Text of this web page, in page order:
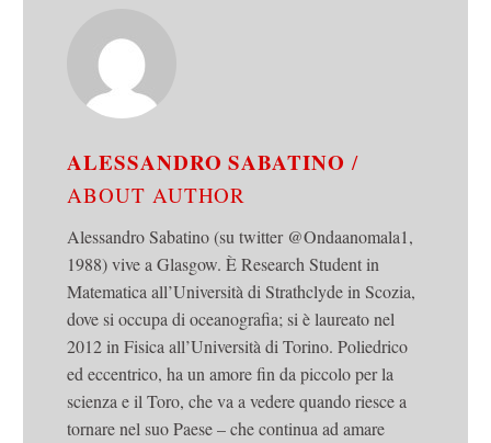
ALESSANDRO SABATINO /
ABOUT AUTHOR
Alessandro Sabatino (su twitter @Ondaanomala1,
1988) vive a Glasgow. È Research Student in
Matematica all’Università di Strathclyde in Scozia,
dove si occupa di oceanografia; si è laureato nel
2012 in Fisica all’Università di Torino. Poliedrico
ed eccentrico, ha un amore fin da piccolo per la
scienza e il Toro, che va a vedere quando riesce a
tornare nel suo Paese – che continua ad amare